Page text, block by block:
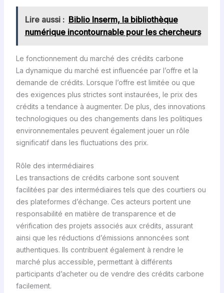
Lire aussi : Biblio Inserm, la bibliothèque
numérique incontournable pour les chercheurs
Le fonctionnement du marché des crédits carbone
La dynamique du marché est influencée par l’offre et la
demande de crédits. Lorsque l’offre est limitée ou que
des exigences plus strictes sont instaurées, le prix des
crédits a tendance à augmenter. De plus, des innovations
technologiques ou des changements dans les politiques
environnementales peuvent également jouer un rôle
significatif dans les fluctuations des prix.
Rôle des intermédiaires
Les transactions de crédits carbone sont souvent
facilitées par des intermédiaires tels que des courtiers ou
des plateformes d’échange. Ces acteurs portent une
responsabilité en matière de transparence et de
vérification des projets associés aux crédits, assurant
ainsi que les réductions d’émissions annoncées sont
authentiques. Ils contribuent également à rendre le
marché plus accessible, permettant à différents
participants d’acheter ou de vendre des crédits carbone
facilement.